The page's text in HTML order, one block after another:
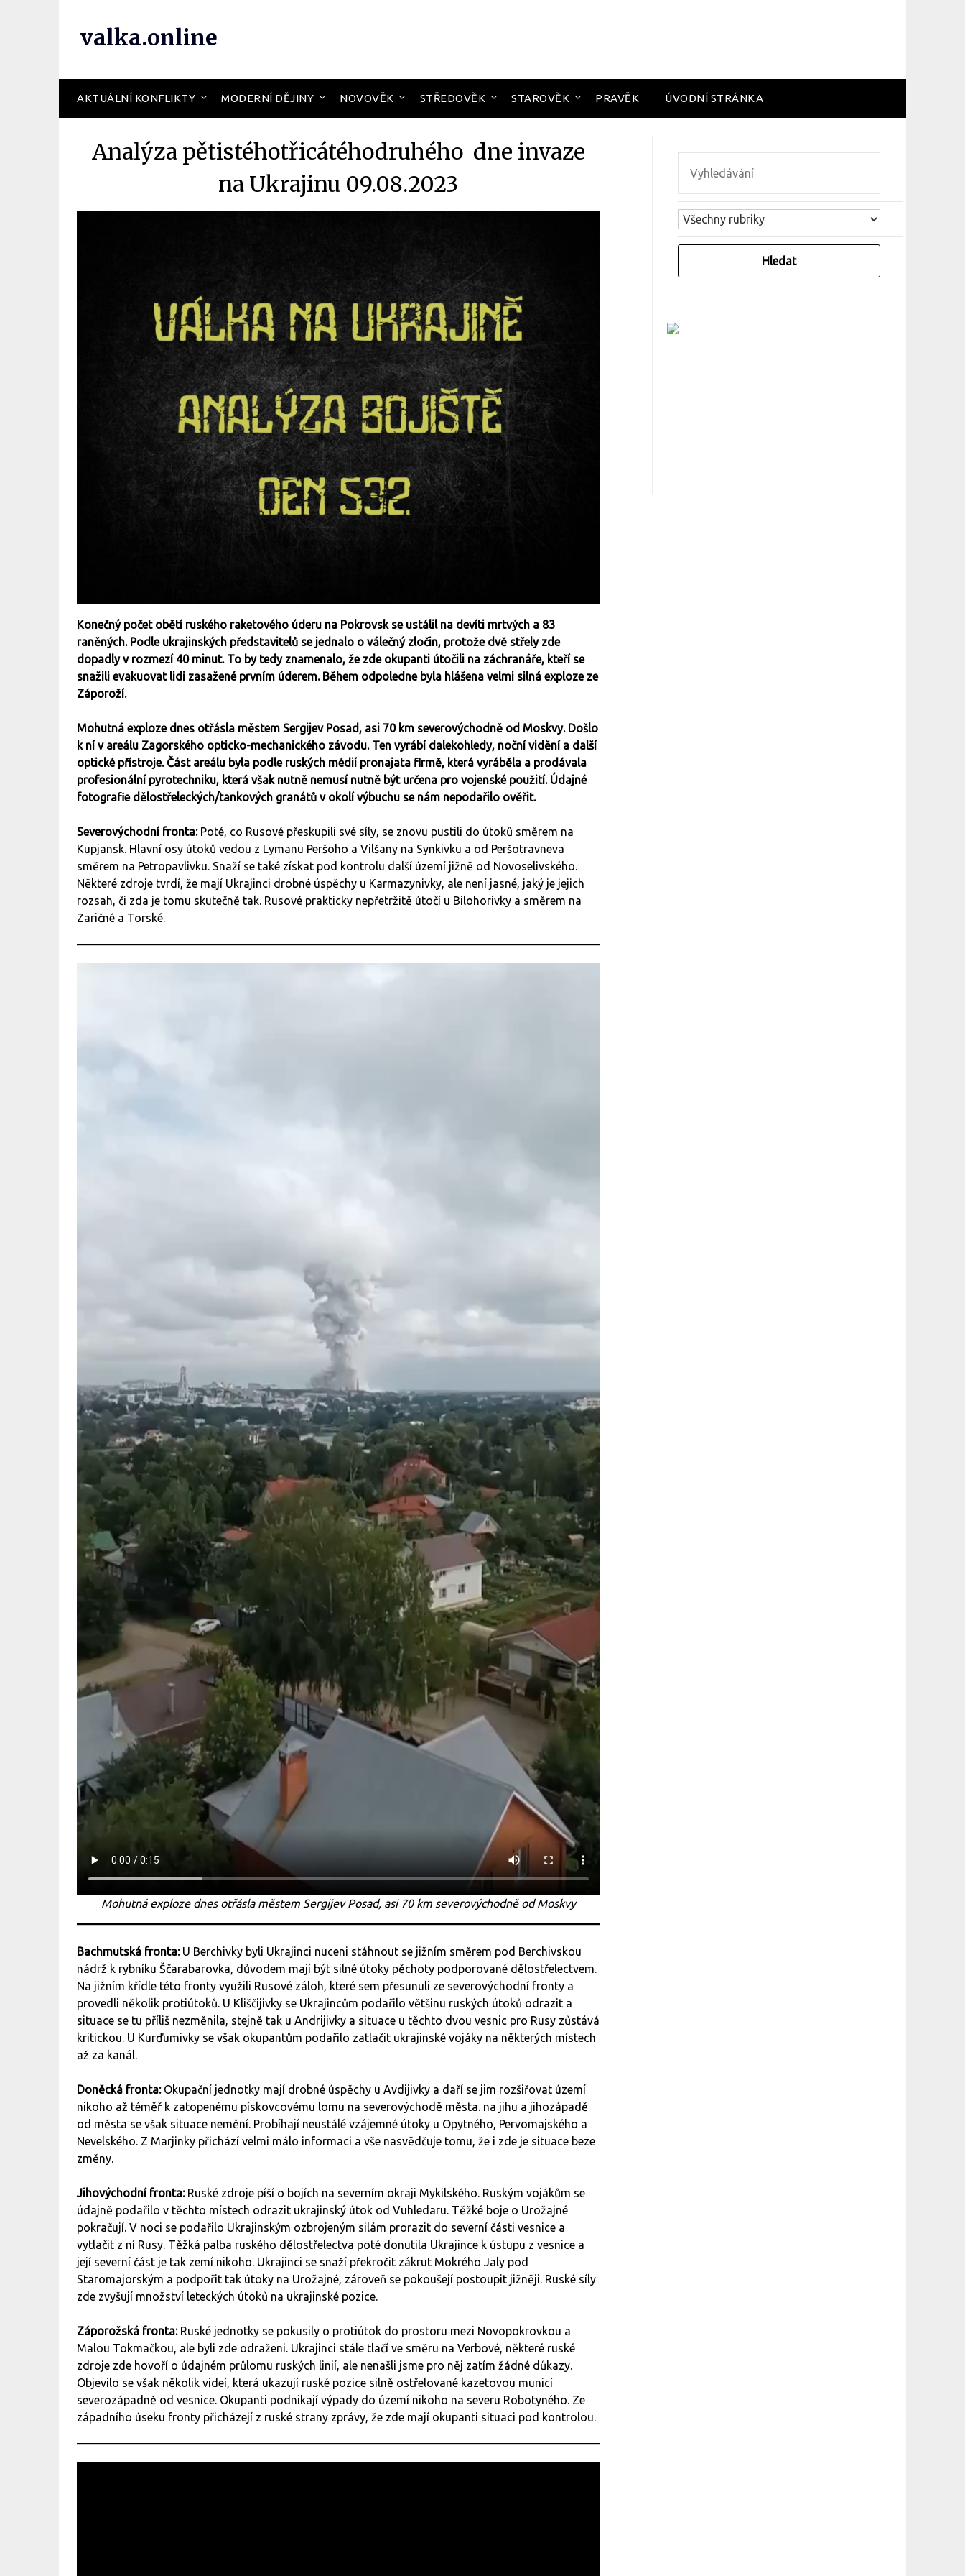
valka.online
AKTUÁLNÍ KONFLIKTY MODERNÍ DĚJINY NOVOVĚK STŘEDOVĚK STAROVĚK PRAVĚK ÚVODNÍ STRÁNKA
Analýza pětistéhotřicátéhodruhého dne invaze
na Ukrajinu 09.08.2023
Konečný počet obětí ruského raketového úderu na Pokrovsk se ustálil na devíti mrtvých a 83
raněných. Podle ukrajinských představitelů se jednalo o válečný zločin, protože dvě střely zde
dopadly v rozmezí 40 minut. To by tedy znamenalo, že zde okupanti útočili na záchranáře, kteří se
snažili evakuovat lidi zasažené prvním úderem. Během odpoledne byla hlášena velmi silná exploze ze
Záporoží.
Mohutná exploze dnes otřásla městem Sergijev Posad, asi 70 km severovýchodně od Moskvy. Došlo
k ní v areálu Zagorského opticko-mechanického závodu. Ten vyrábí dalekohledy, noční vidění a další
optické přístroje. Část areálu byla podle ruských médií pronajata firmě, která vyráběla a prodávala
profesionální pyrotechniku, která však nutně nemusí nutně být určena pro vojenské použití. Údajné
fotografie dělostřeleckých/tankových granátů v okolí výbuchu se nám nepodařilo ověřit.
Severovýchodní fronta: Poté, co Rusové přeskupili své síly, se znovu pustili do útoků směrem na
Kupjansk. Hlavní osy útoků vedou z Lymanu Peršoho a Vilšany na Synkivku a od Peršotravneva
směrem na Petropavlivku. Snaží se také získat pod kontrolu další území jižně od Novoselivského.
Některé zdroje tvrdí, že mají Ukrajinci drobné úspěchy u Karmazynivky, ale není jasné, jaký je jejich
rozsah, či zda je tomu skutečně tak. Rusové prakticky nepřetržitě útočí u Bilohorivky a směrem na
Zaričné a Torské.
Mohutná exploze dnes otřásla městem Sergijev Posad, asi 70 km severovýchodně od Moskvy
Bachmutská fronta: U Berchivky byli Ukrajinci nuceni stáhnout se jižním směrem pod Berchivskou
nádrž k rybníku Ščarabarovka, důvodem mají být silné útoky pěchoty podporované dělostřelectvem.
Na jižním křídle této fronty využili Rusové záloh, které sem přesunuli ze severovýchodní fronty a
provedli několik protiútoků. U Kliščijivky se Ukrajincům podařilo většinu ruských útoků odrazit a
situace se tu příliš nezměnila, stejně tak u Andrijivky a situace u těchto dvou vesnic pro Rusy zůstává
kritickou. U Kurďumivky se však okupantům podařilo zatlačit ukrajinské vojáky na některých místech
až za kanál.
Doněcká fronta: Okupační jednotky mají drobné úspěchy u Avdijivky a daří se jim rozšiřovat území
nikoho až téměř k zatopenému pískovcovému lomu na severovýchodě města. na jihu a jihozápadě
od města se však situace nemění. Probíhají neustálé vzájemné útoky u Opytného, Pervomajského a
Nevelského. Z Marjinky přichází velmi málo informaci a vše nasvědčuje tomu, že i zde je situace beze
změny.
Jihovýchodní fronta: Ruské zdroje píší o bojích na severním okraji Mykilského. Ruským vojákům se
údajně podařilo v těchto místech odrazit ukrajinský útok od Vuhledaru. Тěžké boje o Urožajné
pokračují. V noci se podařilo Ukrajinským ozbrojeným silám prorazit do severní části vesnice a
vytlačit z ní Rusy. Těžká palba ruského dělostřelectva poté donutila Ukrajince k ústupu z vesnice a
její severní část je tak zemí nikoho. Ukrajinci se snaží překročit zákrut Mokrého Jaly pod
Staromajorským a podpořit tak útoky na Urožajné, zároveň se pokoušejí postoupit jižněji. Ruské síly
zde zvyšují množství leteckých útoků na ukrajinské pozice.
Záporožská fronta: Ruské jednotky se pokusily o protiútok do prostoru mezi Novopokrovkou a
Malou Tokmačkou, ale byli zde odraženi. Ukrajinci stále tlačí ve směru na Verbové, některé ruské
zdroje zde hovoří o údajném průlomu ruských linií, ale nenašli jsme pro něj zatím žádné důkazy.
Objevilo se však několik videí, která ukazují ruské pozice silně ostřelované kazetovou municí
severozápadně od vesnice. Okupanti podnikají výpady do území nikoho na severu Robotyného. Ze
západního úseku fronty přicházejí z ruské strany zprávy, že zde mají okupanti situaci pod kontrolou.